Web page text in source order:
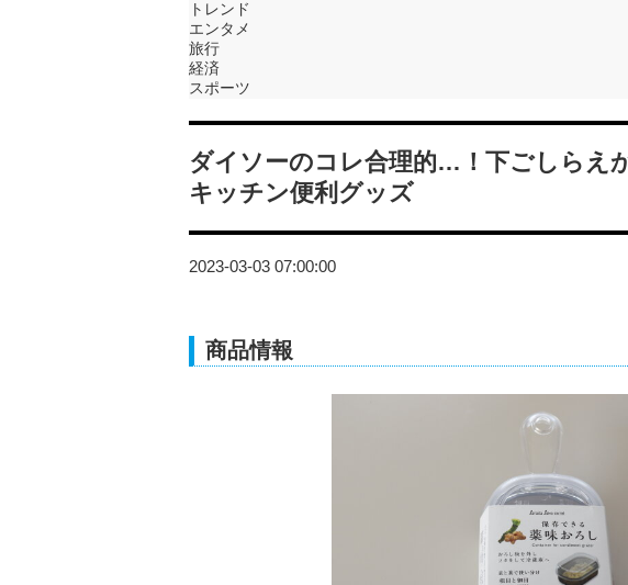
トレンド
エンタメ
旅行
経済
スポーツ
ダイソーのコレ合理的…！下ごしらえ
キッチン便利グッズ
2023-03-03 07:00:00
商品情報